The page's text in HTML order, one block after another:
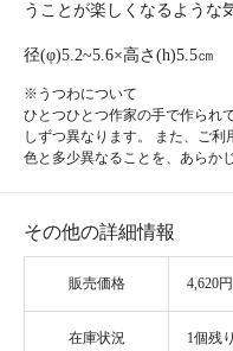
うことが楽しくなるような
径(φ)5.2~5.6×高さ(h)5.5㎝
※うつわについて
ひとつひとつ作家の手で作られ
しずつ異なります。 また、ご
色と多少異なることを、あらか
その他の詳細情報
販売価格 4,620
在庫状況 1個残